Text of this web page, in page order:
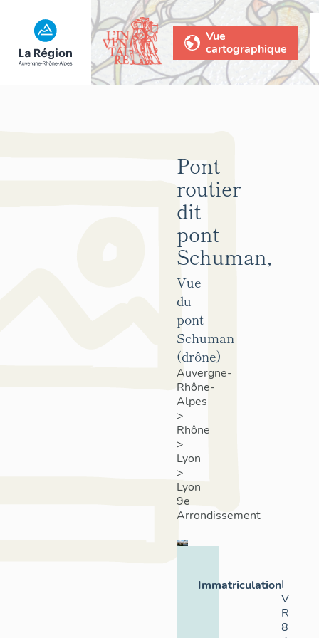
Vue
cartographique
Pont
routier
dit
pont
Schuman,
Vue
du
pont
Schuman
(drône)
Auvergne-
Rhône-
Alpes
>
Rhône
>
Lyon
>
Lyon
9e
Arrondissement
ImmatriculationI
V
R
8